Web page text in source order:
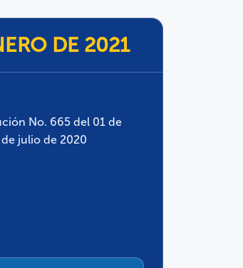
DE 2021
No. 665 del 01 de
julio de 2020